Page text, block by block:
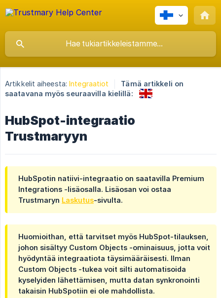
Artikkelit aiheesta: Integraatiot
Tämä artikkeli on
saatavana myös seuraavilla kielillä:
HubSpot-integraatio
Trustmaryyn
HubSpotin natiivi-integraatio on saatavilla Premium
Integrations -lisäosalla. Lisäosan voi ostaa
Trustmaryn Laskutus-sivulta.
Huomioithan, että tarvitset myös HubSpot-tilauksen,
johon sisältyy Custom Objects -ominaisuus, jotta voit
hyödyntää integraatiota täysimääräisesti. Ilman
Custom Objects -tukea voit silti automatisoida
kyselyiden lähettämisen, mutta datan synkronointi
takaisin HubSpotiin ei ole mahdollista.